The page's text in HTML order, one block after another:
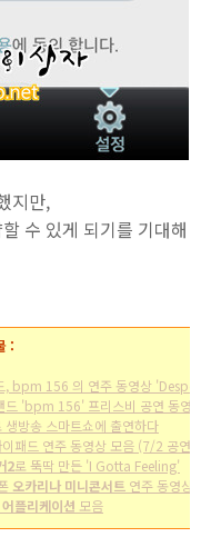
지만,
수 있게 되기를 기대해
:
bpm 156 의 연주 동영상
'bpm 156' 프리스비 공연 동영
방송 스마트쇼에 출연하다
드 연주 동영상 모음 (7/2 공연)
2로 뚝딱 만든 'I Gotta Feeling'
오카리나 미니콘서트 연주 동영상
플리케이션 모음